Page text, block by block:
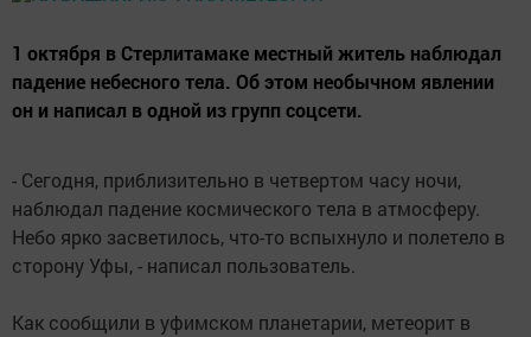
1 октября в Стерлитамаке местный житель наблюдал
падение небесного тела. Об этом необычном явлении
он и написал в одной из групп соцсети.
- Сегодня, приблизительно в четвертом часу ночи,
наблюдал падение космического тела в атмосферу.
Небо ярко засветилось, что-то вспыхнуло и полетело в
сторону Уфы, - написал пользователь.
Как сообщили в уфимском планетарии, метеорит в